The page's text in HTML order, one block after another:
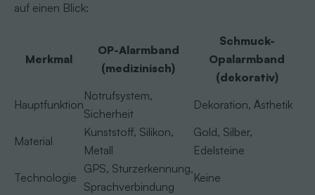
auf einen Blick:
Merkmal
OP-Alarmband
(medizinisch)
Schmuck-
Opalarmband
(dekorativ)
Hauptfunktion
Notrufsystem,
Sicherheit
Dekoration, Ästhetik
Material
Kunststoff, Silikon,
Metall
Gold, Silber,
Edelsteine
Technologie
GPS, Sturzerkennung,
Sprachverbindung
Keine